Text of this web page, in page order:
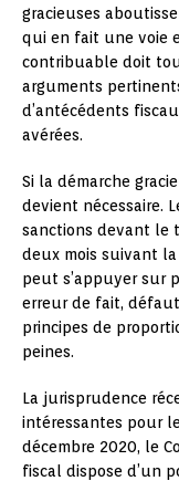
gracieuses
qui en fait une voie
contribuable doit
arguments
d’antécédents
avérées.
Si la démarche
devient nécessaire.
sanctions devant le
deux mois suivant la
peut s’appuyer sur
erreur de fait,
principes de
peines.
La jurisprudence
intéressantes pour
décembre 2020, le
fiscal dispose d’un